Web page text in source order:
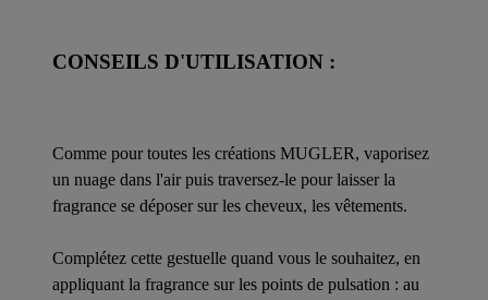
CONSEILS D'UTILISATION :
Comme pour toutes les créations MUGLER, vaporisez
un nuage dans l'air puis traversez-le pour laisser la
fragrance se déposer sur les cheveux, les vêtements.
Complétez cette gestuelle quand vous le souhaitez, en
appliquant la fragrance sur les points de pulsation : au